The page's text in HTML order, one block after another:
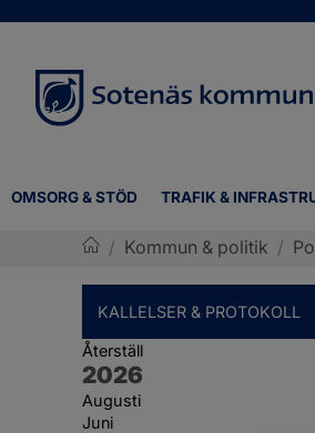
OMSORG & STÖD TRAFIK &
/ Kommun & politik /
KALLELSER & PROTOKOLL
Återställ
År:
2026
Augusti
Juni